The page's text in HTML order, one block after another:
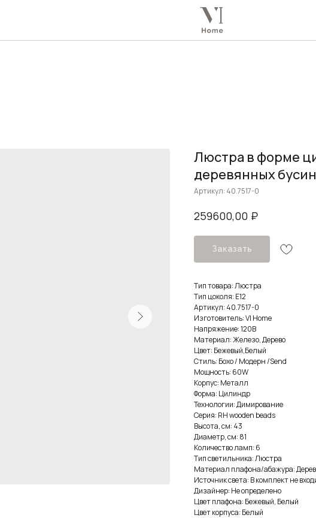
Люстра в форме
деревянных
Артикул: 40.7517-0
259600,00 ₽
Заказать
Тип товара: Люстра
Тип цоколя: E12
Артикул: 40.7517-0
Изготовитель: VI Home
Напряжение: 120В
Материал: Железо, Дерево
Цвет: Бежевый,Белый
Стиль: Бохо / Модерн /Send
Мощность: 60W
Корпус: Металл
Форма: Цилиндр
Технологии: Димирование
Серия: RH wooden beads
Высота, см: 43
Диаметр, см: 81
Количество ламп: 6
Тип светильника: Люстра
Материал плафона/абажура:
Источник света: В комплект не
Дизайнер: Не определено
Цвет плафона: Бежевый, Белый
Цвет корпуса: Белый